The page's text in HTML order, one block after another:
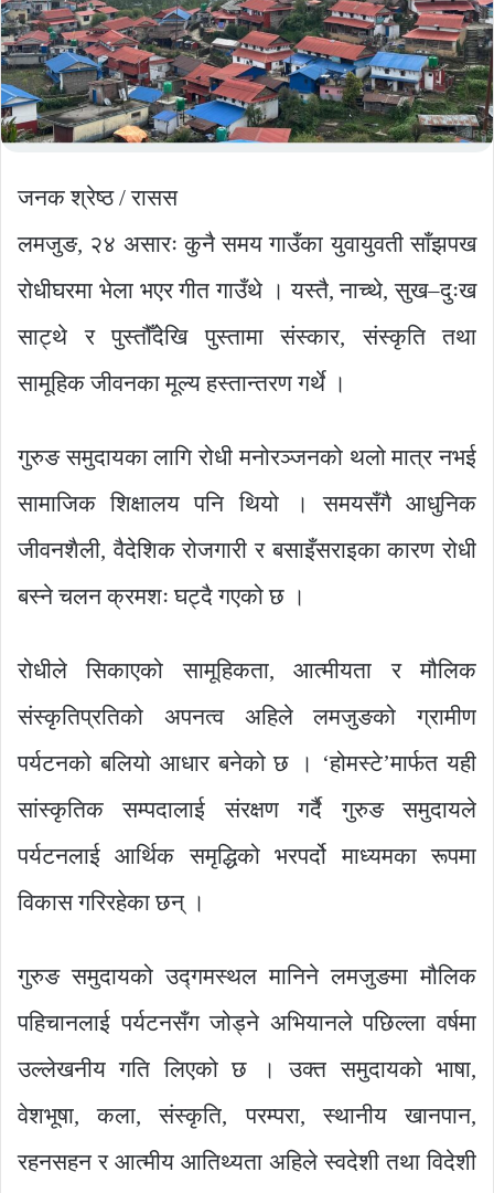
जनक श्रेष्ठ / रासस
लमजुङ, २४ असारः कुनै समय गाउँका युवायुवती साँझपख
रोधीघरमा भेला भएर गीत गाउँथे । यस्तै, नाच्थे, सुख–दुःख
साट्थे र पुस्तौँदेखि पुस्तामा संस्कार, संस्कृति तथा
सामूहिक जीवनका मूल्य हस्तान्तरण गर्थे ।
गुरुङ समुदायका लागि रोधी मनोरञ्जनको थलो मात्र नभई
सामाजिक शिक्षालय पनि थियो । समयसँगै आधुनिक
जीवनशैली, वैदेशिक रोजगारी र बसाइँसराइका कारण रोधी
बस्ने चलन क्रमशः घट्दै गएको छ ।
रोधीले सिकाएको सामूहिकता, आत्मीयता र मौलिक
संस्कृतिप्रतिको अपनत्व अहिले लमजुङको ग्रामीण
पर्यटनको बलियो आधार बनेको छ । ‘होमस्टे’मार्फत यही
सांस्कृतिक सम्पदालाई संरक्षण गर्दै गुरुङ समुदायले
पर्यटनलाई आर्थिक समृद्धिको भरपर्दो माध्यमका रूपमा
विकास गरिरहेका छन् ।
गुरुङ समुदायको उद्गमस्थल मानिने लमजुङमा मौलिक
पहिचानलाई पर्यटनसँग जोड्ने अभियानले पछिल्ला वर्षमा
उल्लेखनीय गति लिएको छ । उक्त समुदायको भाषा,
वेशभूषा, कला, संस्कृति, परम्परा, स्थानीय खानपान,
रहनसहन र आत्मीय आतिथ्यता अहिले स्वदेशी तथा विदेशी